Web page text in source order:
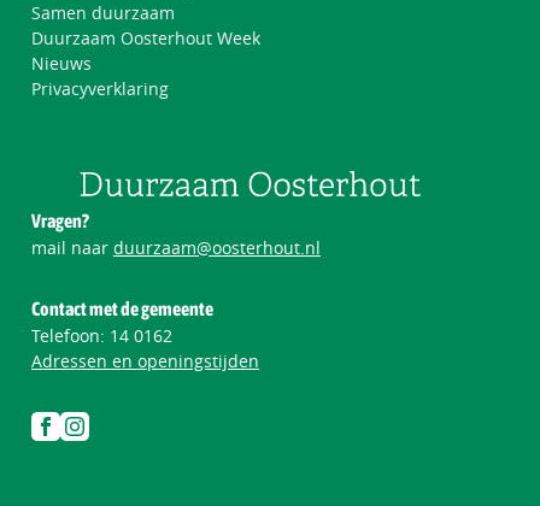
Samen duurzaam
Duurzaam Oosterhout Week
Nieuws
Privacyverklaring
Vragen?
mail naar duurzaam@oosterhout.nl
Contact met de gemeente
Telefoon: 14 0162
Adressen en openingstijden